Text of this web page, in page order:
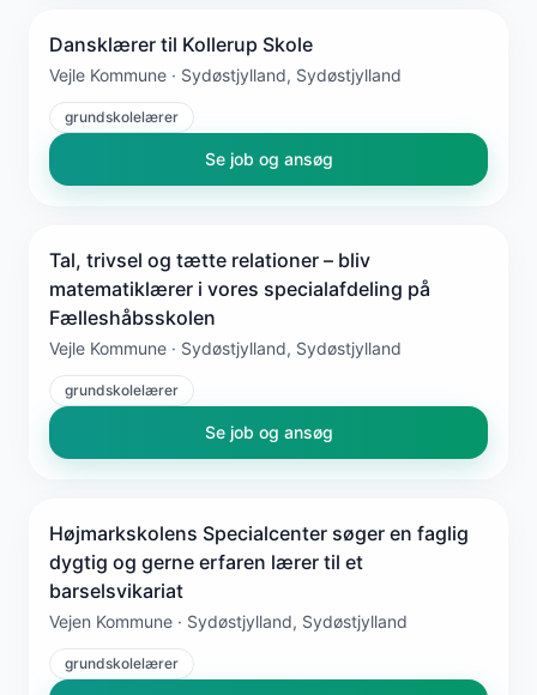
Dansklærer til Kollerup Skole
Vejle Kommune · Sydøstjylland, Sydøstjylland
grundskolelærer
Se job og ansøg
Tal, trivsel og tætte relationer – bliv
matematiklærer i vores specialafdeling på
Fælleshåbsskolen
Vejle Kommune · Sydøstjylland, Sydøstjylland
grundskolelærer
Se job og ansøg
Højmarkskolens Specialcenter søger en faglig
dygtig og gerne erfaren lærer til et
barselsvikariat
Vejen Kommune · Sydøstjylland, Sydøstjylland
grundskolelærer